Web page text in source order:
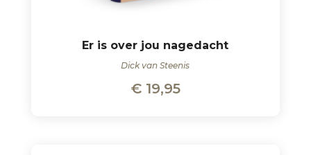
Er is over jou nagedacht
Dick van Steenis
€19,95